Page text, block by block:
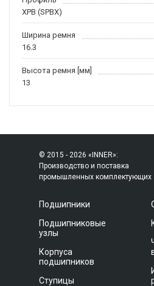
XPB (SPBX)
Ширина ремня
16.3
Высота ремня [мм]
13
© 2015 - 2026 «INNER»:
Производство и поставка
промышленных комплектующих
Подшипники
Подшипниковые
узлы
Корпуса
подшипников
Ступицы